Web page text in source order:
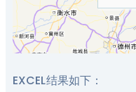
EXCEL结果如下：